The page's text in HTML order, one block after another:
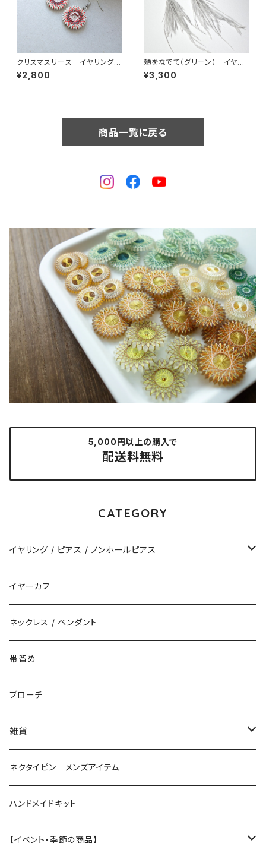
クリスマスリース イヤリング /
ピアス / ノンホールピアス
¥2,800
頬をなでて（グリーン） イヤリ
ング / ピアス / ノンホールピア
ス
¥3,300
商品一覧に戻る
5,000円以上の購入で
配送料無料
CATEGORY
イヤリング / ピアス / ノンホールピアス
揺れるタイプ
花（直径3cm）
花（直径2.5cm）
揺れないタイプ
花
星
イヤーカフ
ネックレス / ペンダント
帯留め
ブローチ
雑貨
眼鏡ストラップ
目印チャーム
ネクタイピン メンズアイテム
ハンドメイドキット
【イベント・季節の商品】